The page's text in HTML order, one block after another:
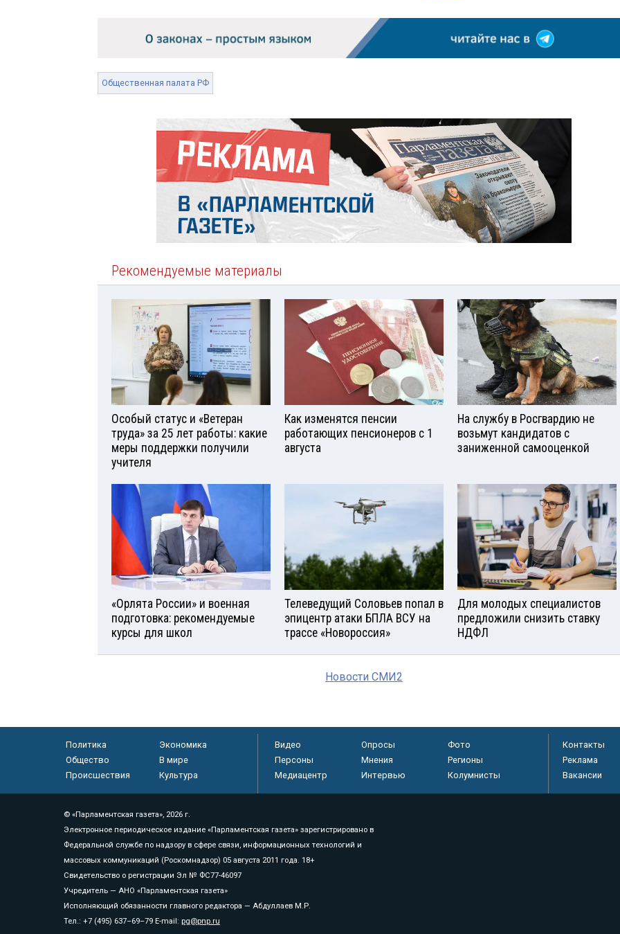
Общественная палата РФ
Рекомендуемые материалы
Особый статус и «Ветеран
труда» за 25 лет работы: какие
меры поддержки получили
учителя
Как изменятся пенсии
работающих пенсионеров с 1
августа
На службу в Росгвардию не
возьмут кандидатов с
заниженной самооценкой
«Орлята России» и военная
подготовка: рекомендуемые
курсы для школ
Телеведущий Соловьев попал в
эпицентр атаки БПЛА ВСУ на
трассе «Новороссия»
Для молодых специалистов
предложили снизить ставку
НДФЛ
Новости СМИ2
Политика
Экономика
Общество
В мире
Происшествия
Культура
Видео Опросы
Фото
Персоны
Мнения
Регионы
Медиацентр
Интервью Колумнисты
Контакты
Реклама
Вакансии
© «Парламентская газета», 2026 г.
Электронное периодическое издание «Парламентская газета» зарегистрировано в
Федеральной службе по надзору в сфере связи, информационных технологий и
массовых коммуникаций (Роскомнадзор) 05 августа 2011 года. 18+
Свидетельство о регистрации Эл № ФС77-46097
Учредитель — АНО «Парламентская газета»
Исполняющий обязанности главного редактора — Абдуллаев М.Р.
Тел.: +7 (495) 637–69–79 E-mail: pg@pnp.ru